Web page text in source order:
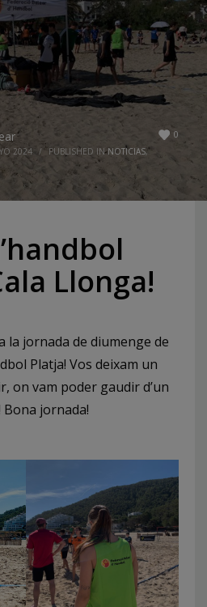
0
2024 / PUBLISHED INNOTICIAS,
Llonga!
la jornada de diumenge de
Platja! Vos deixam un
on vam poder gaudir d’un
jornada!